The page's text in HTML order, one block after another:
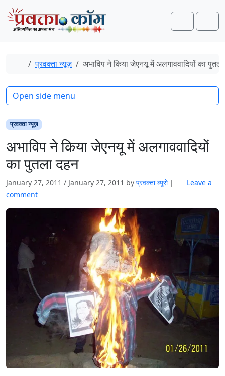
Skip to content
Skip to footer
Search
Home
प्रवक्ता न्यूज़ अभाविप ने किया जेएनयू में अलगाववादियों का
प्रवक्ता न्यूज़
अभाविप ने किया जेएनयू में अलगाववादियों
का पुतला दहन
January 27, 2011 / January 27, 2011 by प्रवक्‍ता ब्यूरो |
Leave a
comment
Open side menu